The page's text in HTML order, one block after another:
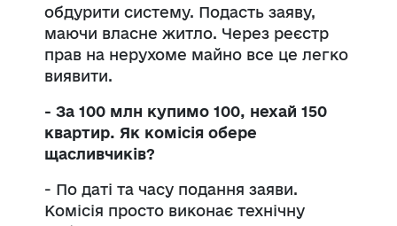
обдурити систему. Подасть заяву,
маючи власне житло. Через реєстр
прав на нерухоме майно все це легко
виявити.
- За 100 млн купимо 100, нехай 150
квартир. Як комісія обере
щасливчиків?
- По даті та часу подання заяви.
Комісія просто виконає технічну